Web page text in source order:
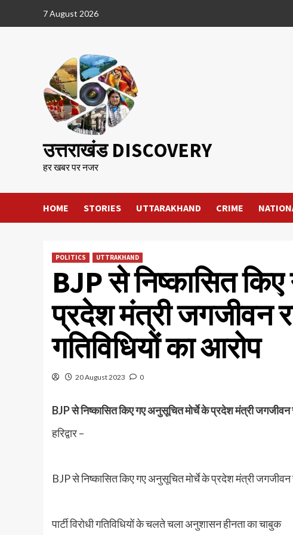
7 August 2026
उत्तराखंड DISCOVERY
हर खबर पर नजर
HOME STORIES UTTARAKHAND CRIME
POLITICS UTTRAKHAND
BJP से निष्कासित
प्रदेश मंत्री जगजीवन
गतिविधियों का आरोप
20 August 2023 0
BJP से निष्कासित किए गए अनुसूचित मोर्चे के प्रदेश मंत्री जगजीवन
हरिद्वार –
BJP से निष्कासित किए गए अनुसूचित मोर्चे के प्रदेश मंत्री जगजीवन
पार्टी विरोधी गतिविधियों के चलते चला अनुशासन हीनता का चाबुक